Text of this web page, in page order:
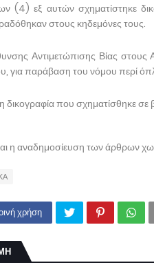
(4) εξ αυτών σχηματίστηκε
στους κηδεμόνες τους.
Αντιμετώπισης Βίας στους
για παράβαση του νόμου περί
δικογραφία που σχηματίσθηκε
η αναδημοσίευση των άρθρων
χρήση